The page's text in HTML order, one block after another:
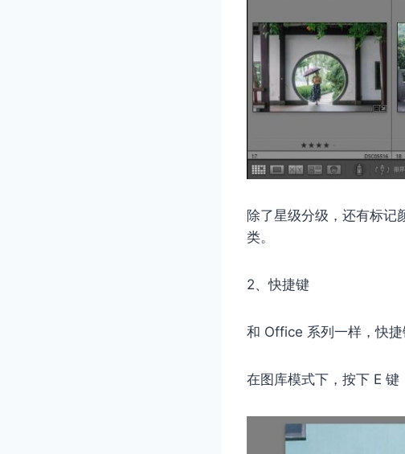
除了星级分级，还有标记
类。
2、快捷键
和 Office 系列一样，快捷
在图库模式下，按下 E 键